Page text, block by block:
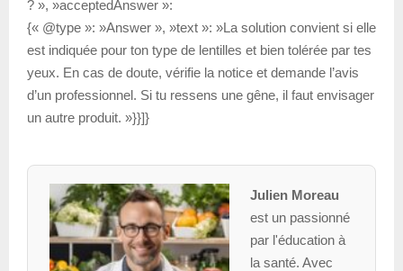
? », »acceptedAnswer »:
{« @type »: »Answer », »text »: »La solution convient si elle
est indiquée pour ton type de lentilles et bien tolérée par tes
yeux. En cas de doute, vérifie la notice et demande l’avis
d’un professionnel. Si tu ressens une gêne, il faut envisager
un autre produit. »}}]}
Julien Moreau
est un passionné
par l'éducation à
la santé. Avec